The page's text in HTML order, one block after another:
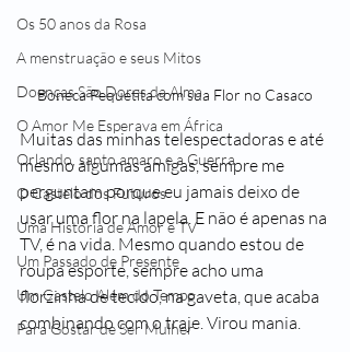
Os 50 anos da Rosa
A menstruação e seus Mitos
Doenças São Dores da Alma
O Amor Me Esperava em África
Orlando, santo amaro e a Guerra
O Castelo dos Futuros
Uma História de Amor e TV
Um Passado de Presente
Um Castelo Além do Tempo
Para Gostar de Ser Mulher
Boneca Pequetita com sua Flor no Casaco
Muitas das minhas telespectadoras e até
mesmo algumas amigas, sempre me
perguntam porque eu jamais deixo de
usar uma flor na lapela. E não é apenas na
TV, é na vida. Mesmo quando estou de
roupa esporte, sempre acho uma
florzinha de tecido, na gaveta, que acaba
combinando com o traje. Virou mania.